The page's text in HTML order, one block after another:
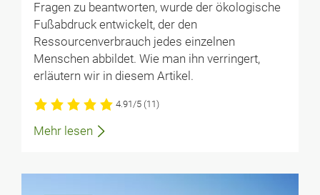
Fragen zu beantworten, wurde der ökologische
Fußabdruck entwickelt, der den
Ressourcenverbrauch jedes einzelnen
Menschen abbildet. Wie man ihn verringert,
erläutern wir in diesem Artikel.
4.91/5 (11)
Mehr lesen